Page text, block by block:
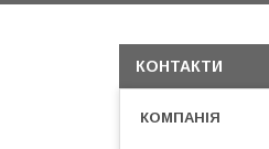
КОНТАКТИ